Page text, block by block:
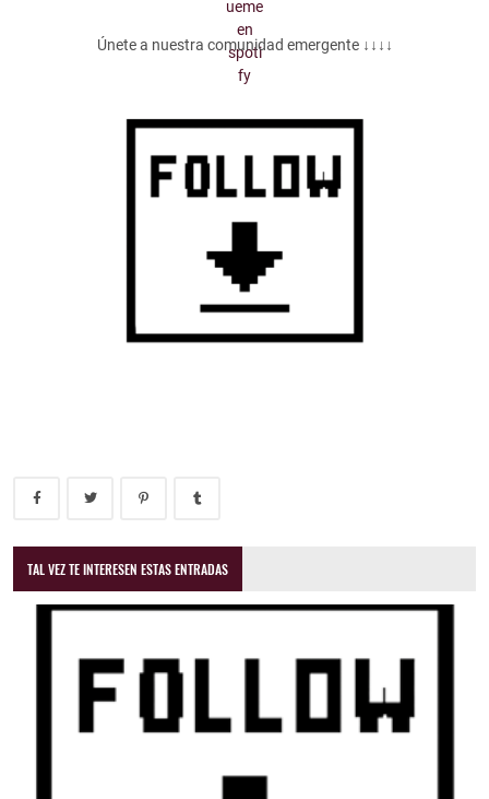
Únete a nuestra comunidad emergente ↓↓↓↓
TAL VEZ TE INTERESEN ESTAS ENTRADAS